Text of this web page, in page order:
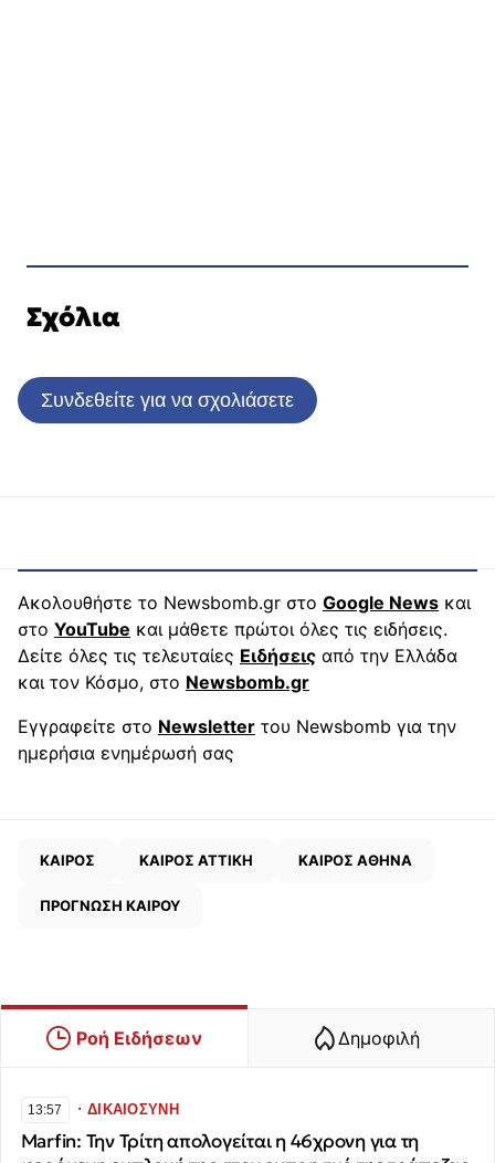
Σχόλια
Συνδεθείτε για να σχολιάσετε
Ακολουθήστε το Newsbomb.gr στο Google News και
στο YouTube και μάθετε πρώτοι όλες τις ειδήσεις.
Δείτε όλες τις τελευταίες Ειδήσεις από την Ελλάδα
και τον Κόσμο, στο Newsbomb.gr
Εγγραφείτε στο Newsletter του Newsbomb για την
ημερήσια ενημέρωσή σας
ΚΑΙΡΟΣ ΚΑΙΡΟΣ ΑΤΤΙΚΗ ΚΑΙΡΟΣ ΑΘΗΝΑ
ΠΡΟΓΝΩΣΗ ΚΑΙΡΟΥ
Ροή Ειδήσεων Δημοφιλή
13:57 ∙ΔΙΚΑΙΟΣΥΝΗ
Marfin: Την Τρίτη απολογείται η 46χρονη για τη